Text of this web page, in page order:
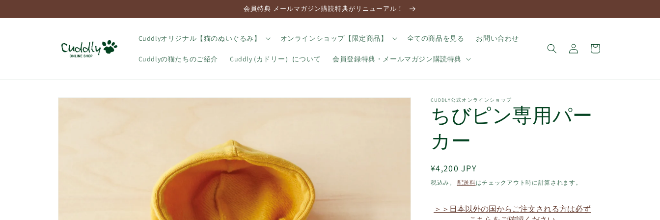
進む
会員特典 メールマガジン購読特典がリニューアル！
Cuddlyオリジナル【猫のぬいぐるみ】 オンラインショップ【限定商品】 全ての商品を見る お問い合わせ
Cuddlyの猫たちのご紹介 Cuddly (カドリー）について 会員登録特典・メールマガジン購読特典
グ
イ
ー
商品情
CUDDLY公式オンラインショップ
ちびピン専用パー
カー
通
常
格
¥4,200 JPY
税込み。 配送料はチェックアウト時に計算されます。
＞＞日本以外の国からご注文される方は必ず